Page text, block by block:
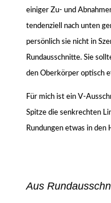
einiger Zu- und
tendenziell nach unten
persönlich sie nicht in
Rundausschnitte. Sie
den Oberkörper optisch
Für mich ist ein V-
Spitze die senkrechten
Rundungen etwas in
Aus